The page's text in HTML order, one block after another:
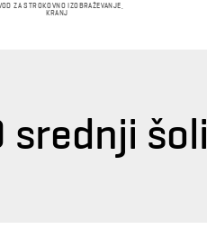
ZA STROKOVNO IZOBRAŽEVANJE,
KRANJ
srednji šoli